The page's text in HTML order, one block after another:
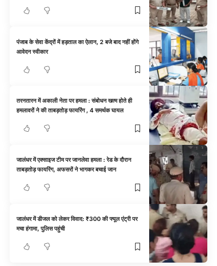
पंजाब के सेवा केंद्रों में हड़ताल का ऐलान, 2 बजे बाद नहीं होंगे
आवेदन स्वीकार
तरनतारन में अकाली नेता पर हमला : संबोधन खत्म होते ही
हमलावरों ने की ताबड़तोड़ फायरिंग , 4 समर्थक घायल
जालंधर में एक्साइज टीम पर जानलेवा हमला : रेड के दौरान
ताबड़तोड़ फायरिंग, अफसरों ने भागकर बचाई जान
जालंधर में डीजल को लेकर विवाद: ₹300 की फ्यूल एंट्री पर
मचा हंगामा, पुलिस पहुंची